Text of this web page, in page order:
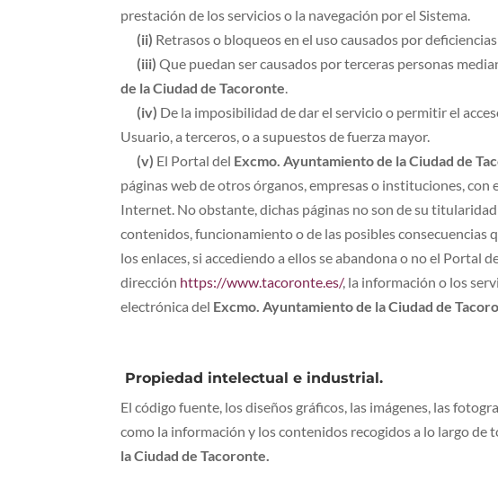
prestación de los servicios o la navegación por el Sistema.
(ii) Retrasos o bloqueos en el uso causados por
(iii) Que puedan ser causados por terceras personas
de la Ciudad de Tacoronte
(iv) De la imposibilidad de dar el servicio o permitir el
Usuario, a terceros, o a supuestos de fuerza mayor.
(v) El Portal del Excmo. Ayuntamiento de la Ciudad de
páginas web de otros órganos, empresas o instituciones,
Internet. No obstante, dichas páginas no son de su
contenidos, funcionamiento o de las posibles consecuencias
los enlaces, si accediendo a ellos se abandona o no el Portal
dirección https://www.tacoronte.es/, la información o los
electrónica del Excmo. Ayuntamiento de la Ciudad de
Propiedad intelectual e industrial.
El código fuente, los diseños gráficos, las imágenes, las
como la información y los contenidos recogidos a lo largo
la Ciudad de Tacoronte.